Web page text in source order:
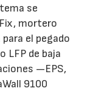
se
mortero
el pegado
LFP de baja
—EPS,
9100